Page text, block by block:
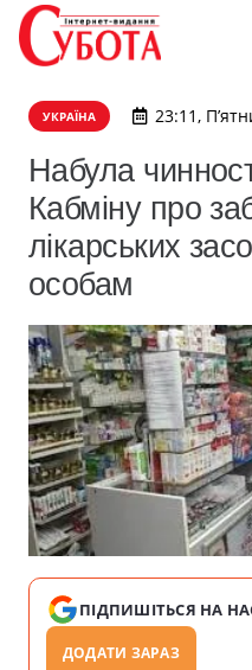
УКРАЇНА 23:11,
Набула
Кабміну про
лікарських
особам
ПІДПИШІТЬСЯ НА НАС
ДОДАТИ ЗАРАЗ